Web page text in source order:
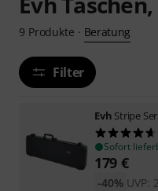
9 Produkte · Beratung
Filter
Evh Stripe
Sofort
179 €
UVP:
-40%